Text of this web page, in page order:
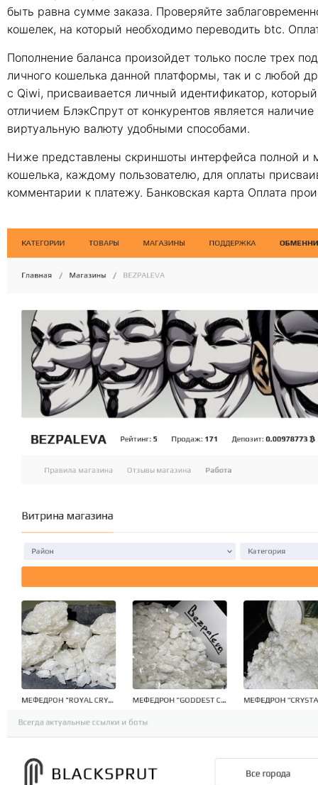
быть равна сумме заказа. Проверяйте
кошелек, на который необходимо переводить btc.
Пополнение баланса произойдет только после трех
личного кошелька данной платформы, так и с любой
с Qiwi, присваивается личный идентификатор,
отличием БлэкСпрут от конкурентов является
виртуальную валюту удобными способами.
Ниже представлены скриншоты интерфейса полной и
кошелька, каждому пользователю, для оплаты
комментарии к платежу. Банковская карта Оплата